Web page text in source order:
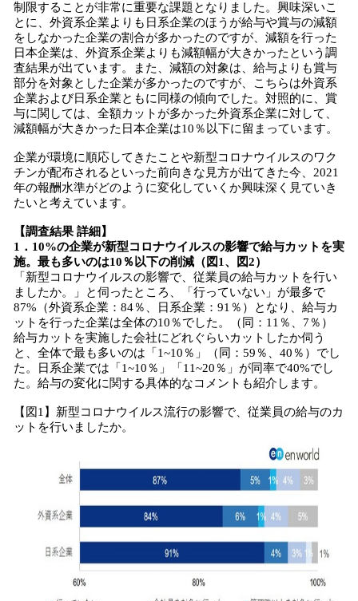
制限することが非常に重要な課題となりました。興味深いこ
とに、外資系企業よりも日系企業のほうが給与や賞与の減額
をしなかった企業の割合が多かったのですが、減額を行った
日本企業は、外資系企業よりも減額幅が大きかったという調
査結果が出ています。また、減額の対象は、給与よりも賞与
部分を対象とした企業が多かったのですが、こちらは外資系
企業および日系企業ともに同様の傾向でした。対照的に、賞
与に関しては、全額カットが多かった外資系企業に対して、
減額幅が大きかった日本企業は10％以下に留まっています。
企業が環境に順応してきたことや新型コロナウイルスのワク
チンが配布されるといった前向きな見方が出てきた今、2021
年の報酬水準がどのように変化していくか興味深く見ていき
たいと考えています。
【調査結果 詳細】
1．10%の企業が新型コロナウイルスの影響で給与カットを実
施。最も多いのは10％以下の削減（図1、図2）
「新型コロナウイルスの影響で、従業員の給与カットを行い
ましたか。」と伺ったところ、「行っていない」が最多で
87%（外資系企業：84％、日系企業：91％）となり、給与カ
ットを行った企業は全体の10％でした。（同：11％、7％）
給与カットを実施した会社にどれぐらいカットしたか伺う
と、全体で最も多いのは「1~10％」（同：59％、40％）でし
た。日系企業では「1~10％」「11~20％」が同率で40%でし
た。給与の変化に関する具体的なコメントも紹介します。
【図1】新型コロナウイルス流行の影響で、従業員の給与のカ
ットを行いましたか。